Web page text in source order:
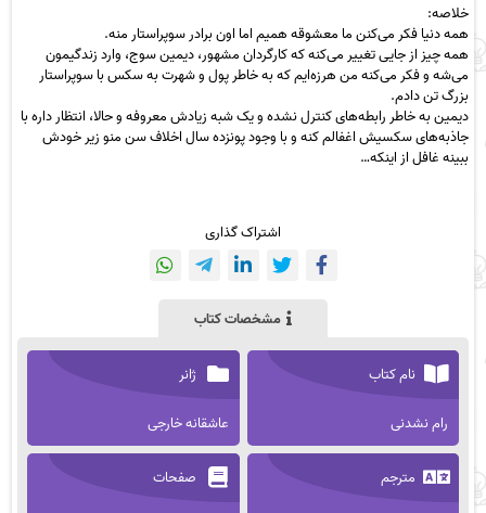
خلاصه:
همه دنیا فکر می‌کنن ما معشوقه همیم اما اون برادر سوپراستار منه.
همه چیز از جایی تغییر می‌کنه که کارگردان مشهور، دیمین سوج، وارد زندگیمون
می‌شه و فکر می‌کنه من هرزه‌ایم که به خاطر پول و شهرت به سکس با سوپراستار
بزرگ تن دادم.
دیمین به خاطر رابطه‌های کنترل نشده و یک شبه زیادش معروفه و حالا، انتظار داره با
جاذبه‌های سکسیش اغفالم کنه و با وجود پونزده سال اخلاف سن منو زیر خودش
ببینه غافل از اینکه…
اشتراک گذاری
مشخصات کتاب
نام کتاب
رام نشدنی
ژانر
عاشقانه خارجی
مترجم صفحات